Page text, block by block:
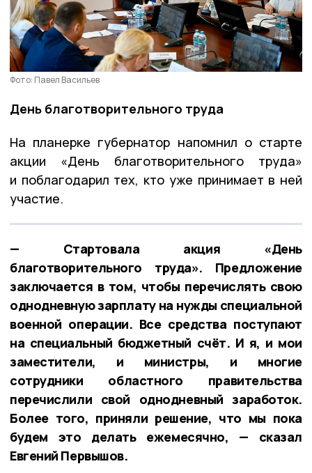
Фото: Павел Васильев
День благотворительного труда
На планерке губернатор напомнил о старте
акции «День благотворительного труда»
и поблагодарил тех, кто уже принимает в ней
участие.
— Стартовала акция «День
благотворительного труда». Предложение
заключается в том, чтобы перечислять свою
однодневную зарплату на нужды специальной
военной операции. Все средства поступают
на специальный бюджетный счёт. И я, и мои
заместители, и министры, и многие
сотрудники областного правительства
перечислили свой однодневный заработок.
Более того, приняли решение, что мы пока
будем это делать ежемесячно, — сказал
Евгений Первышов.